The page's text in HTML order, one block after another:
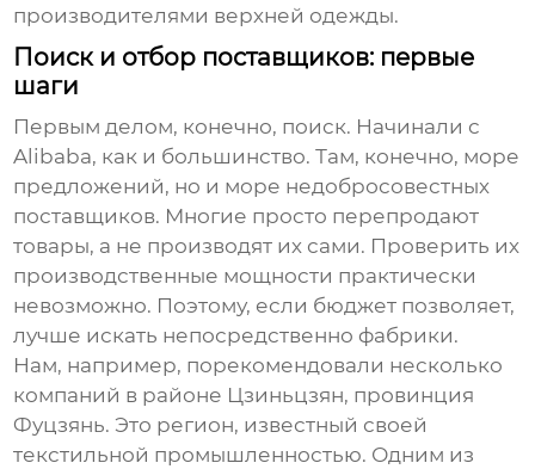
производителями верхней одежды.
Поиск и отбор поставщиков: первые
шаги
Первым делом, конечно, поиск. Начинали с
Alibaba, как и большинство. Там, конечно, море
предложений, но и море недобросовестных
поставщиков. Многие просто перепродают
товары, а не производят их сами. Проверить их
производственные мощности практически
невозможно. Поэтому, если бюджет позволяет,
лучше искать непосредственно фабрики.
Нам, например, порекомендовали несколько
компаний в районе Цзиньцзян, провинция
Фуцзянь. Это регион, известный своей
текстильной промышленностью. Одним из